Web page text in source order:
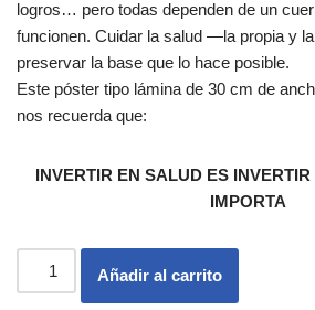
logros… pero todas dependen de un
funcionen. Cuidar la salud —la propia y
preservar la base que lo hace posible.
Este póster tipo lámina de 30 cm de
nos recuerda que:
INVERTIR EN SALUD ES
IMPORTA
Añadir al carrito